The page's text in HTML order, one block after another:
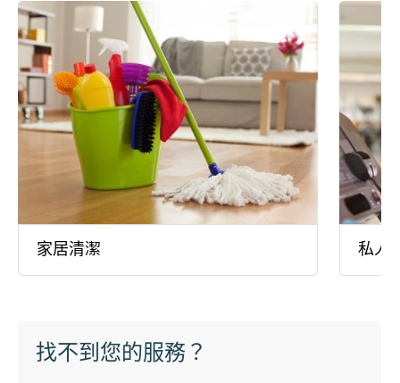
家居清潔 私人
找不到您的服務？